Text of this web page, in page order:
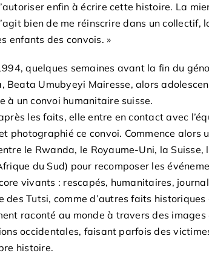
enfin à écrire cette histoire. La
bien de me réinscrire dans un collectif,
enfants des convois. »
quelques semaines avant la fin du
Beata Umubyeyi Mairesse, alors
à un convoi humanitaire suisse.
les faits, elle entre en contact avec
photographié ce convoi. Commence alors
le Rwanda, le Royaume-Uni, la Suisse,
du Sud) pour recomposer les
vivants : rescapés, humanitaires,
des Tutsi, comme d’autres faits
raconté au monde à travers des images
occidentales, faisant parfois des
histoire.
qu’a provoqué cet événement que les
originaires du Rwanda, de
: leur propre saisissement d’abord et
les racines culturelles, idéologiques,
du génocide.
de masse systématique, prémédité et
enchaînement complexe de causalités.
Tutsi, c’est tenter de comprendre les
violences extrêmes, de notre morale, de
De comprendre aussi les contours de